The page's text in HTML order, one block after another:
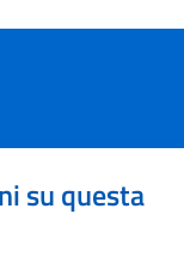
su questa